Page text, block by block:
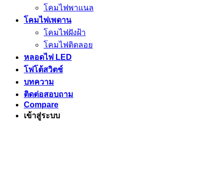
โคมไฟพาแนล
โคมไฟเพดาน
โคมไฟฝังฝ้า
โคมไฟติดลอย
หลอดไฟ LED
โฟโต้สวิตช์
บทความ
ติดต่อสอบถาม
Compare
เข้าสู่ระบบ